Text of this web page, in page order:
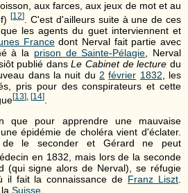
aux farces, aux jeux de mot et au
[12] . C'est d'ailleurs suite à une de ces
les agents du guet interviennent et
Francedont Nerval fait partie avec
à la prison de Sainte-Pélagie , Nerval
publié dansLe Cabinet de lecture du
dans la nuit du 2 février 1832 , les
pris pour des conspirateurs et cette
[13] [14]
que pour apprendre une mauvaise
, une épidémie de choléra vient d'éclater.
le seconder et Gérard ne peut
en 1832, mais lors de la seconde
(qui signe alors de Nerval), se réfugie
il fait la connaissance de Franz Liszt
Suisse